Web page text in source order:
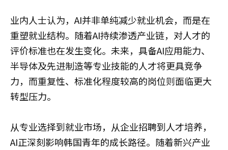
业内人士认为，AI并非单纯减少就业机会，而是在
重塑就业结构。随着AI持续渗透产业链，对人才的
评价标准也在发生变化。未来，具备AI应用能力、
半导体及先进制造等专业技能的人才将更具竞争
力，而重复性、标准化程度较高的岗位则面临更大
转型压力。
从专业选择到就业市场，从企业招聘到人才培养，
AI正深刻影响韩国青年的成长路径。随着新兴产业